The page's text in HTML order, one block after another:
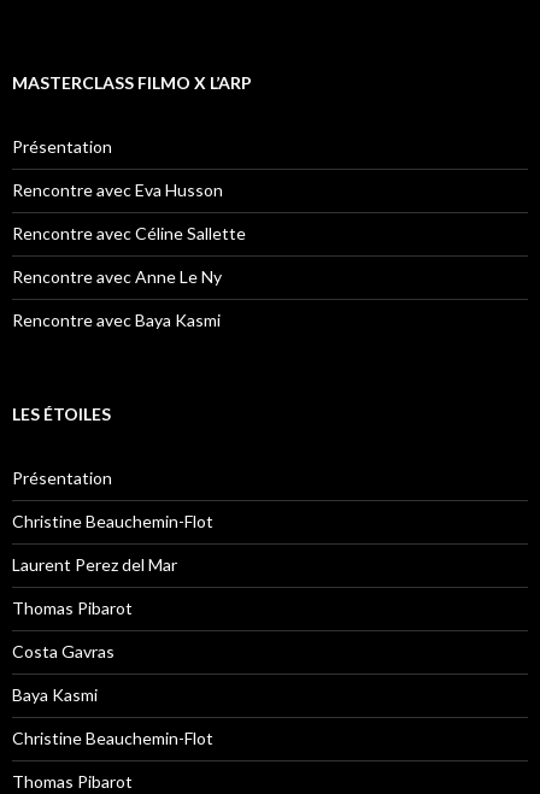
MASTERCLASS FILMO X L’ARP
Présentation
Rencontre avec Eva Husson
Rencontre avec Céline Sallette
Rencontre avec Anne Le Ny
Rencontre avec Baya Kasmi
LES ÉTOILES
Présentation
Christine Beauchemin-Flot
Laurent Perez del Mar
Thomas Pibarot
Costa Gavras
Baya Kasmi
Christine Beauchemin-Flot
Thomas Pibarot